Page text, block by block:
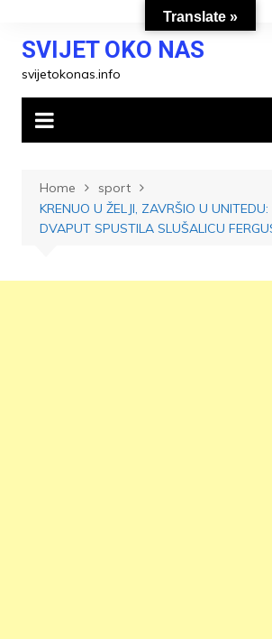
contentSVIJET OKO NAS
svijetokonas.info
Home
sport
KRENUO U ŽELJI, ZAVRŠIO U UNITEDU:
DVAPUT SPUSTILA SLUŠALICU
Translate »